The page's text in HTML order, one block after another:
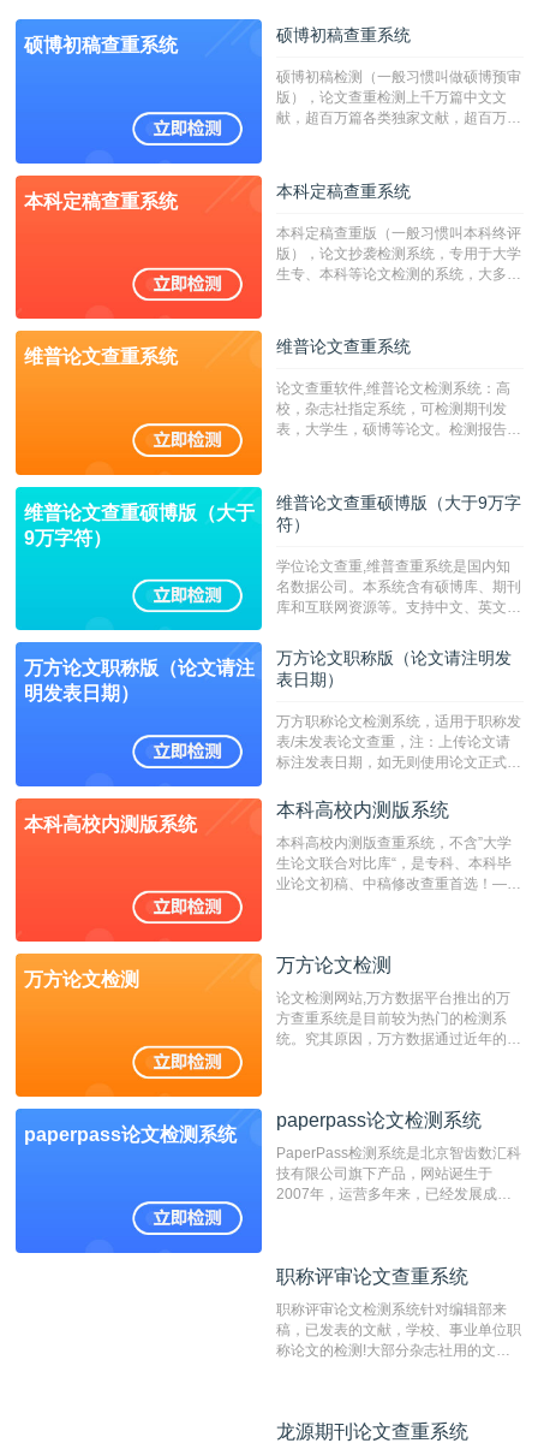
硕博初稿查重系统 硕博初稿查重系统
硕博初稿检测（一般习惯叫做硕博预审
版），论文查重检测上千万篇中文文
献，超百万篇各类独家文献，超百万港
校用来检测硕博论文的系统，检测范围
广，数据来源真实，检测算法合理!本
字符数30万）
本科定稿查重系统 本科定稿查重系统
本科定稿查重版（一般习惯叫本科终评
版），论文抄袭检测系统，专用于大学
生专、本科等论文检测的系统，大多数
维普论文查重系统 维普论文查重系统
论文查重软件,维普论文检测系统：高
校，杂志社指定系统，可检测期刊发
表，大学生，硕博等论文。检测报告支
维普论文查重硕博版（大于
9万字符）
维普论文查重硕博版（大于9万字
符）
学位论文查重,维普查重系统是国内知
名数据公司。本系统含有硕博库、期刊
库和互联网资源等。支持中文、英文、
定院校！！！
万方论文职称版（论文请注
明发表日期）
万方论文职称版（论文请注明发
表日期）
万方职称论文检测系统，适用于职称发
表/未发表论文查重，注：上传论文请
标注发表日期，如无则使用论文正式发
成时间作为发表日期。
本科高校内测版系统
本科高校内测版系统
本科高校内测版查重系统，不含”大学
生论文联合对比库“，是专科、本科毕
业论文初稿、中稿修改查重首选！——
万方论文检测
万方论文检测
论文检测网站,万方数据平台推出的万
方查重系统是目前较为热门的检测系
统。究其原因，万方数据通过近年的发
非。其次，相对于知网而言，万方检测
重的推荐系统。
paperpass论文检测系统
paperpass论文检测系统
PaperPass检测系统是北京智齿数汇科
技有限公司旗下产品，网站诞生于
2007年，运营多年来，已经发展成为
检测速度快、精度高，市场反映良好。
职称评审论文查重系统
职称评审论文检测系统针对编辑部来
稿，已发表的文献，学校、事业单位职
称论文的检测!大部分杂志社用的文献
编辑部检测来稿和已发表的文献,检测
龙源期刊论文查重系统